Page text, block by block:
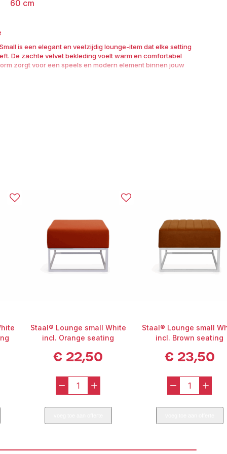
60 cm
is een elegant en veelzijdig lounge-item dat elke setting
De zachte velvet bekleding voelt warm en comfortabel
zorgt voor een speels en modern element binnen jouw
perfect als extra zitplek, voetenbankje of decoratief element
je complete loungeconcepten huren — van velvet banken en
Staal® Lounge small White
incl. Orange seating
€ 22,50
-
Staal®
Lounge
small
incl.
+
Staal® Lounge small
incl. Brown seating
€23,50
-
Staal®
Lounge
small
incl.
+